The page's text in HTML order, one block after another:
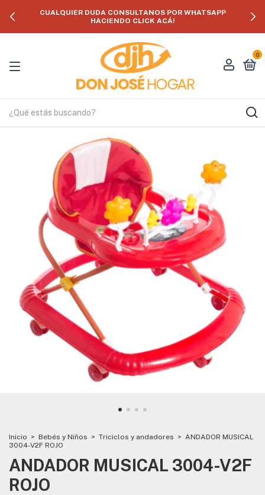
CUALQUIER DUDA CONSULTANOS POR WHATSAPP
HACIENDO CLICK ACÁ!
0
Inicio > Bebés y Niños > Triciclos y andadores > ANDADOR MUSICAL
3004-V2F ROJO
ANDADOR MUSICAL 3004-V2F
ROJO